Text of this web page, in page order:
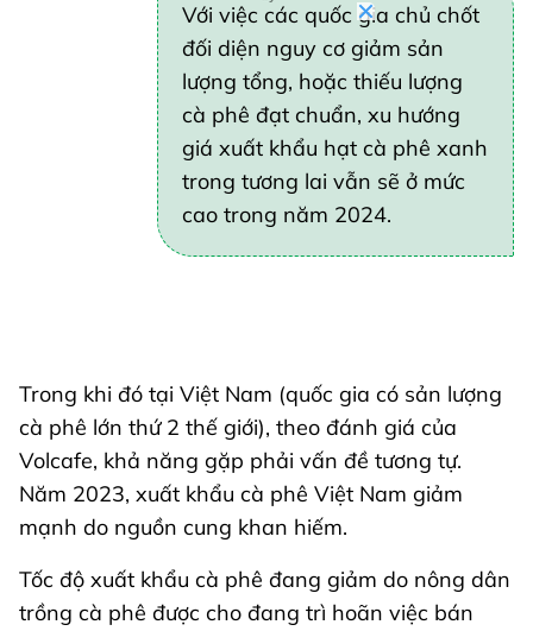
Với việc các quốc gia chủ chốt
đối diện nguy cơ giảm sản
lượng tổng, hoặc thiếu lượng
cà phê đạt chuẩn, xu hướng
giá xuất khẩu hạt cà phê xanh
trong tương lai vẫn sẽ ở mức
cao trong năm 2024.
Trong khi đó tại Việt Nam (quốc gia có sản lượng
cà phê lớn thứ 2 thế giới), theo đánh giá của
Volcafe, khả năng gặp phải vấn đề tương tự.
Năm 2023, xuất khẩu cà phê Việt Nam giảm
mạnh do nguồn cung khan hiếm.
Tốc độ xuất khẩu cà phê đang giảm do nông dân
trồng cà phê được cho đang trì hoãn việc bán